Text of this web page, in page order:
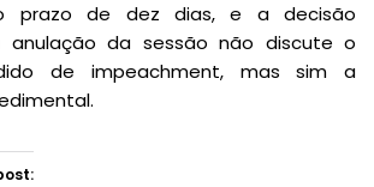
prazo de dez dias, e a decisão
da sessão não discute o
de impeachment, mas sim a